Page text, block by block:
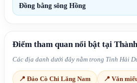
Đồng bằng sông Hồng
Điểm tham quan nổi bật tại
Các địa danh dưới đây nằm trong Tỉnh Hải
📍 Đảo Cò Chi Lăng Nam 📍 Văn